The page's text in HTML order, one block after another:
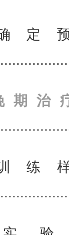
定
期治
练